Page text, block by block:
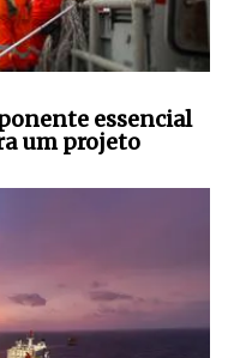
essencial
um projeto